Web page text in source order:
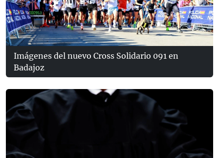
Imágenes del nuevo Cross Solidario 091 en
Badajoz